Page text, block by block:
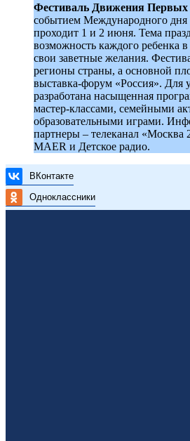
Фестиваль Движения Первых
событием Международного
проходит 1 и 2 июня. Тема
возможность каждого ребенка
свои заветные желания.
регионы страны, а основной
выставка-форум «Россия». Для
разработана насыщенная
мастер-классами, семейными
образовательными играми.
партнеры – телеканал «Москва
MAER и Детское радио.
ВКонтакте
Одноклассники